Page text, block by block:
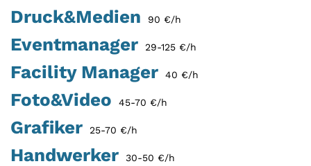
Druck&Medien 90 €/h
Eventmanager 29-125 €/h
Facility Manager 40 €/h
Foto&Video 45-70 €/h
Grafiker 25-70 €/h
Handwerker 30-50 €/h